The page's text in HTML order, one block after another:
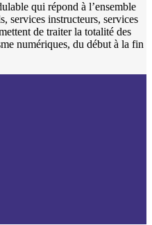
qui répond à l’ensemble
services instructeurs, services
de traiter la totalité des
numériques, du début à la fin